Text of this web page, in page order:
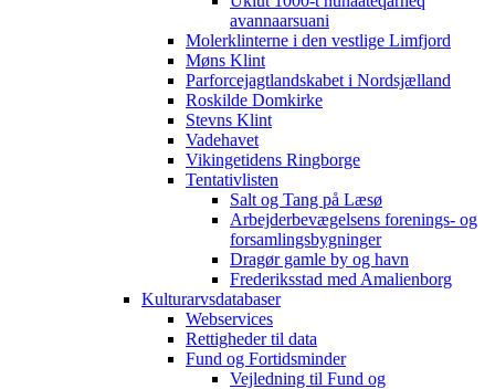
avannaarsuani
Molerklinterne i den vestlige Limfjord
Møns Klint
Parforcejagtlandskabet i Nordsjælland
Roskilde Domkirke
Stevns Klint
Vadehavet
Vikingetidens Ringborge
Tentativlisten
Salt og Tang på Læsø
Arbejderbevægelsens forenings- og
forsamlingsbygninger
Dragør gamle by og havn
Frederiksstad med Amalienborg
Kulturarvsdatabaser
Webservices
Rettigheder til data
Fund og Fortidsminder
Vejledning til Fund og